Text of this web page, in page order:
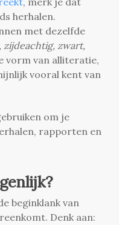
herhalen.
met dezelfde
zijdeachtig, zwart,
vorm van alliteratie,
vooral kent van
om je
rapporten en
beginklank van
Denk aan: